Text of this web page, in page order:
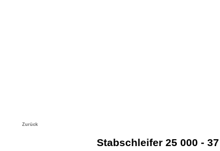
Zurück
Stabschleifer 25 000 -